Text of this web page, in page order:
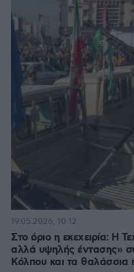
Στο όριο η εκεχειρία: Η
αλλά υψηλής έντασης»
Κόλπου και τα θαλάσσια
19.05.2026, 10:12